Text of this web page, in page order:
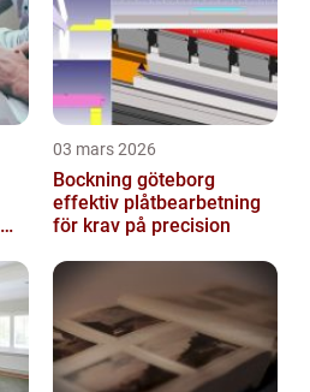
03 mars 2026
Bockning göteborg
effektiv plåtbearbetning
för krav på precision